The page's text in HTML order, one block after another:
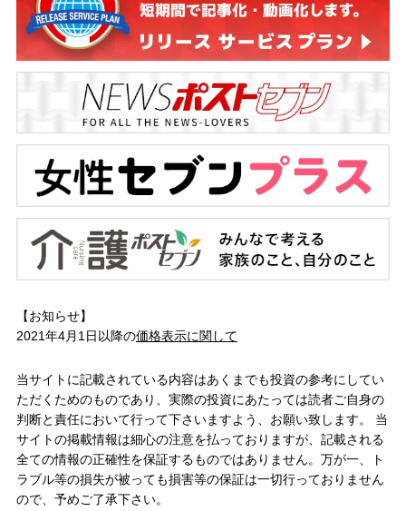
【お知らせ】
2021年4月1日以降の価格表示に関して
当サイトに記載されている内容はあくまでも投資の参考にしてい
ただくためのものであり、実際の投資にあたっては読者ご自身の
判断と責任において行って下さいますよう、お願い致します。 当
サイトの掲載情報は細心の注意を払っておりますが、記載される
全ての情報の正確性を保証するものではありません。万が一、ト
ラブル等の損失が被っても損害等の保証は一切行っておりません
ので、予めご了承下さい。